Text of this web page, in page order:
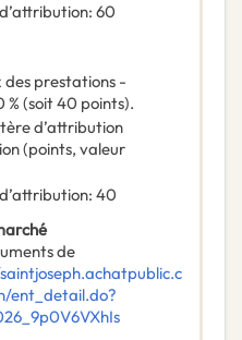
: 60
des prestations -
% (soit 40 points).
d’attribution
(points, valeur
: 40
de
ent_detail.do?